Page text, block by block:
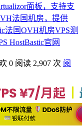
面板，支持支
法国机房，提供
法国OVH机房VPS测
HostBastic官网
0 阅读 2,907 次 阅